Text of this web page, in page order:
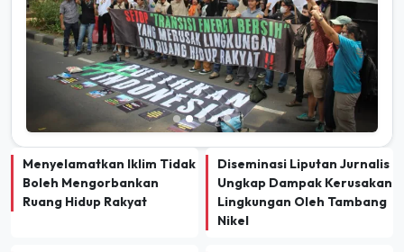
Menyelamatkan Iklim Tidak
Boleh Mengorbankan
Ruang Hidup Rakyat
Diseminasi Liputan Jurnalis
Ungkap Dampak Kerusakan
Lingkungan Oleh Tambang
Nikel